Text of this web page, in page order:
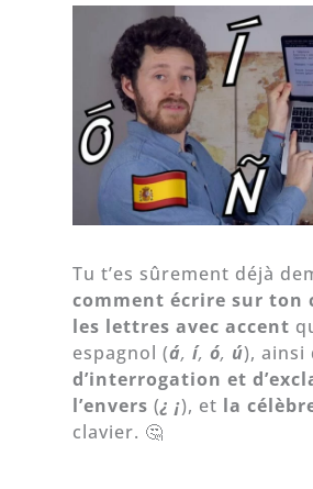
Tu t’es sûrement déjà
comment écrire sur ton
les lettres avec accent
espagnol (á,í,ó, ú), ainsi
d’interrogation et
l’envers (¿ ¡), et la
clavier. 🤔